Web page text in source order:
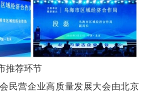
推荐环节
民营企业高质量发展大会由北京